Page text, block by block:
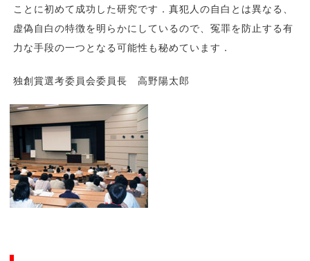
ことに初めて成功した研究です．真犯人の自白とは異なる、
虚偽自白の特徴を明らかにしているので、冤罪を防止する有
力な手段の一つとなる可能性も秘めています．
独創賞選考委員会委員長 高野陽太郎